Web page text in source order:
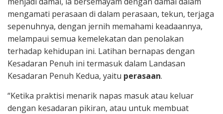
mengamati perasaan di dalam perasaan, tekun, terjaga
sepenuhnya, dengan jernih memahami keadaannya,
melampaui semua kemelekatan dan penolakan
terhadap kehidupan ini. Latihan bernapas dengan
Kesadaran Penuh ini termasuk dalam Landasan
Kesadaran Penuh Kedua, yaitu perasaan.
“Ketika praktisi menarik napas masuk atau keluar
dengan kesadaran pikiran, atau untuk membuat